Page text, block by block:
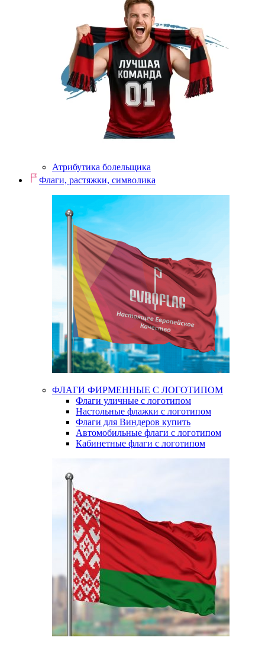
Атрибутика болельщика
Флаги, растяжки, символика
ФЛАГИ ФИРМЕННЫЕ С ЛОГОТИПОМ
Флаги уличные с логотипом
Настольные флажки с логотипом
Флаги для Виндеров купить
Автомобильные флаги с логотипом
Кабинетные флаги с логотипом